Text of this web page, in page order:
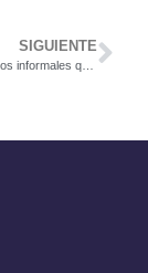
SIGUIENTE
Aumento de empleos informales que no tributan ni pagan la Caja generan preocupación